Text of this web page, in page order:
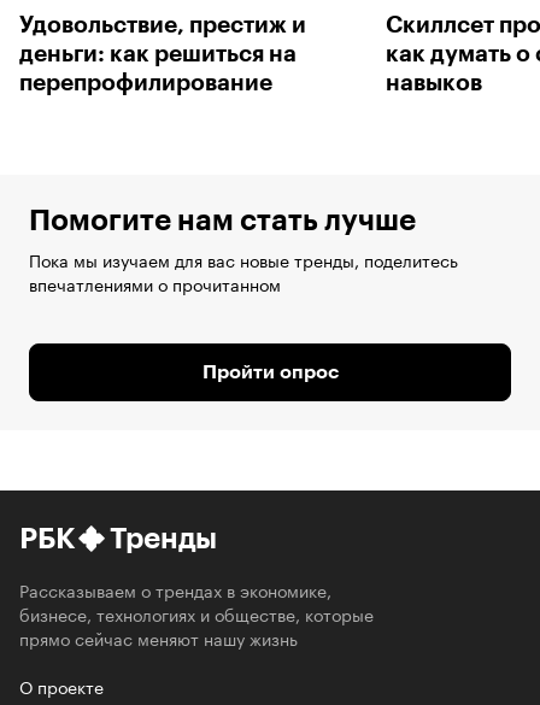
Удовольствие, престиж и
деньги: как решиться на
перепрофилирование
Скиллсет
как думать о
навыков
Помогите нам стать лучше
Пока мы изучаем для вас новые тренды, поделитесь
впечатлениями о прочитанном
Пройти опрос
РБК Тренды
Рассказываем о трендах в экономике,
бизнесе, технологиях и обществе, которые
прямо сейчас меняют нашу жизнь
О проекте